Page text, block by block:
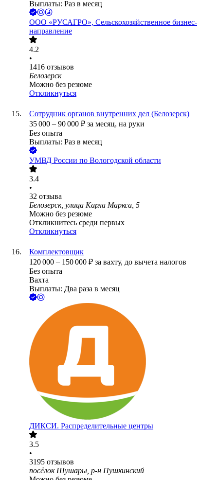
Выплаты: Раз в месяц
ООО «РУСАГРО», Сельскохозяйственное бизнес-
направление
4.2
•
1416 отзывов
Белозерск
Можно без резюме
Откликнуться
Сотрудник органов внутренних дел (Белозерск)
35 000 – 90 000 ₽ за месяц, на руки
Без опыта
Выплаты: Раз в месяц
УМВД России по Вологодской области
3.4
•
32 отзыва
Белозерск, улица Карла Маркса, 5
Можно без резюме
Откликнитесь среди первых
Откликнуться
Комплектовщик
120 000 – 150 000 ₽ за вахту, до вычета налогов
Без опыта
Вахта
Выплаты: Два раза в месяц
ДИКСИ. Распределительные центры
3.5
•
3195 отзывов
посёлок Шушары, р-н Пушкинский